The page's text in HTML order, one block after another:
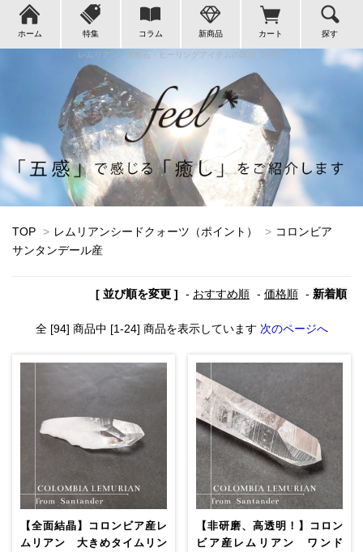
レムリアン・天然石・ヒーリングアイテムの販売【feel】
ホーム 特集 コラム 新商品 カート 探す
TOP > レムリアンシードクォーツ（ポイント） > コロンビア
サンタンデール産
[ 並び順を変更 ] - おすすめ順 - 価格順 - 新着順
全 [94] 商品中 [1-24] 商品を表示しています 次のページへ
【全面結晶】コロンビア産レ
ムリアン 大きめタイムリン
【非研磨、高透明！】コロン
ビア産レムリアン ワンド